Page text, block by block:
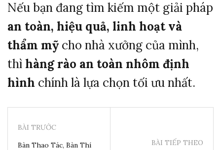
Nếu bạn đang tìm kiếm một giải pháp
an toàn, hiệu quả, linh hoạt và
thẩm mỹcho nhà xưởng của mình,
thì hàng rào an toàn nhôm định
hình chính là lựa chọn tối ưu nhất.
BÀI TRƯỚC
Bàn Thao Tác, Bàn Thí
BÀI TIẾP THEO